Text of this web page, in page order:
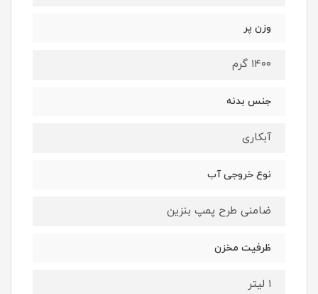
وزن پر
۱۴۰۰ گرم
جنس بدنه
آبکاری
نوع خروجی آب
ضامنی طرح پمپ بنزین
ظرفیت مخزن
۱ لیتر